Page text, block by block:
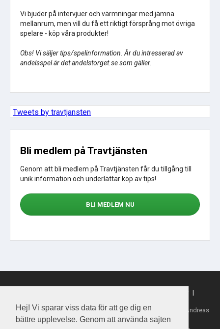
Hej! Vi sparar viss data för att ge dig en
bättre upplevelse. Genom att använda sajten
Vi bjuder på intervjuer och värmningar med jämna
mellanrum, men vill du få ett riktigt försprång mot övriga
spelare - köp våra produkter!
Obs! Vi säljer tips/spelinformation. Är du intresserad av
andelsspel är det andelstorget.se som gäller.
Tweets by travtjansten
Bli medlem på Travtjänsten
Genom att bli medlem på Travtjänsten får du tillgång till
unik information och underlättar köp av tips!
BLI MEDLEM NU
|
Tillhandahållare: Daytime Media House AB, Ansvarig utgivare: Andreas
Henriksson
Copyright 2026 Daytime Media House AB 556763-4828